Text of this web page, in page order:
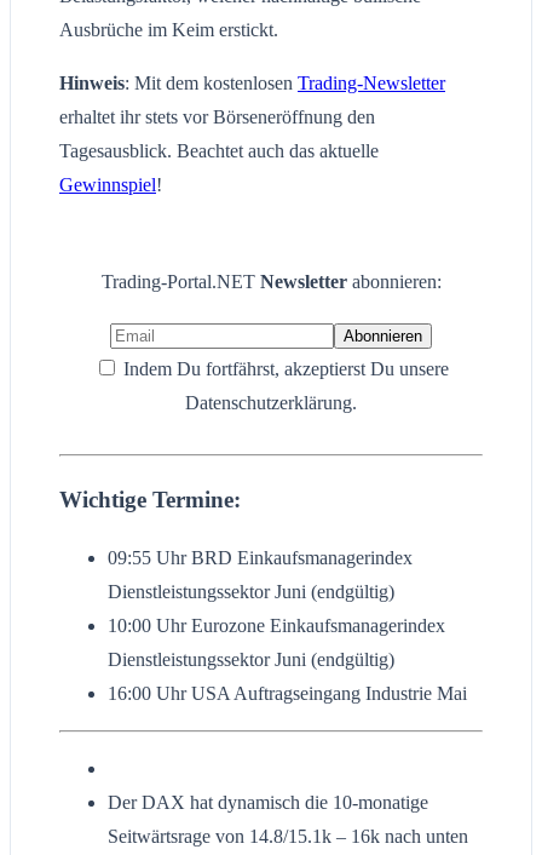
Ausbrüche im Keim erstickt.
Hinweis: Mit dem kostenlosen Trading-Newsletter
erhaltet ihr stets vor Börseneröffnung den
Tagesausblick. Beachtet auch das aktuelle
Gewinnspiel!
Trading-Portal.NET Newsletter abonnieren:
Indem Du fortfährst, akzeptierst Du unsere
Datenschutzerklärung.
Wichtige Termine:
09:55 Uhr BRD Einkaufsmanagerindex
Dienstleistungssektor Juni (endgültig)
10:00 Uhr Eurozone Einkaufsmanagerindex
Dienstleistungssektor Juni (endgültig)
16:00 Uhr USA Auftragseingang Industrie Mai
Der DAX hat dynamisch die 10-monatige
Seitwärtsrage von 14.8/15.1k – 16k nach unten